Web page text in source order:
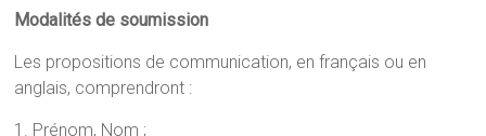
Modalités de soumission
Les propositions de communication, en français ou en
anglais, comprendront :
1. Prénom, Nom ;